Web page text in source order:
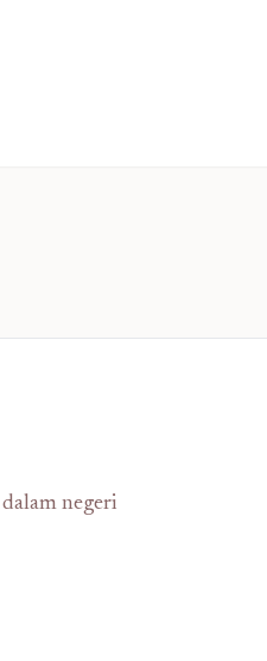
negeri